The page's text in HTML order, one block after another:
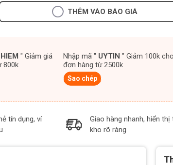
THÊM VÀO BÁO GIÁ
" Giảm giá
800k
Nhập mã " UYTIN " Giảm 100k cho
đơn hàng từ 2500k
Sao chép
tín dụng, ví
Giao hàng nhanh, hiển thị
kho rõ ràng